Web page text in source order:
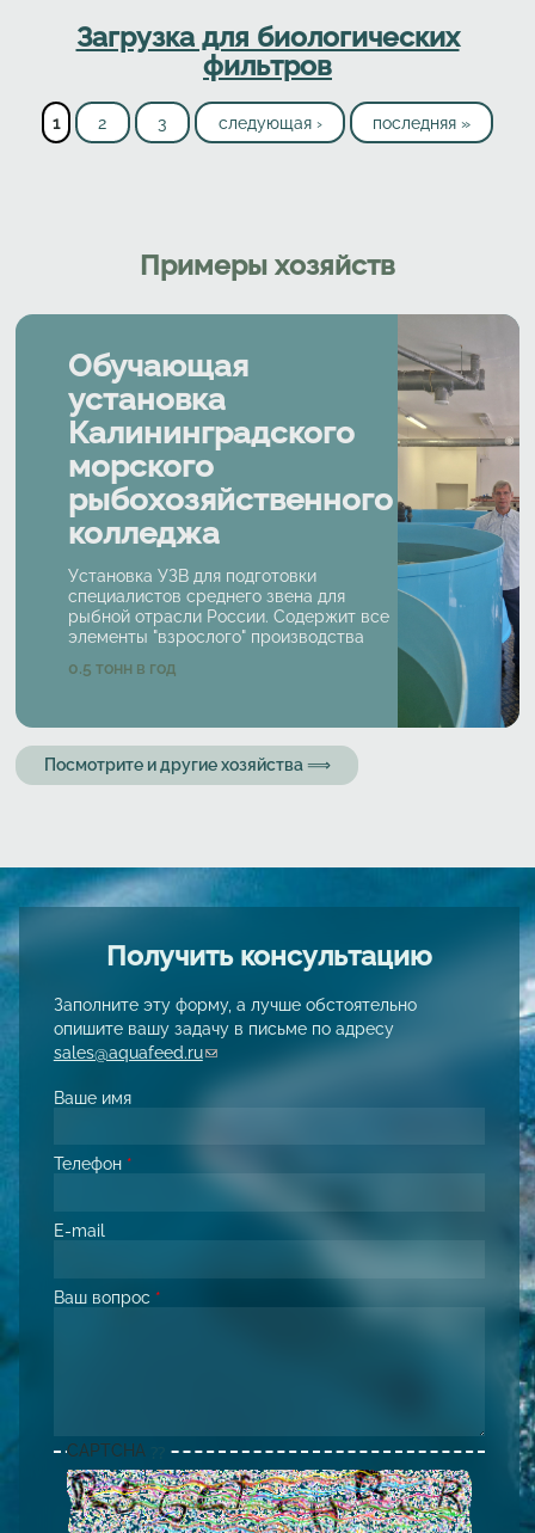
Загрузка для биологических
фильтров
Страницы
1 2 3 следующая › последняя »
Примеры хозяйств
Обучающая
установка
Калининградского
морского
рыбохозяйственного
колледжа
Установка УЗВ для подготовки
специалистов среднего звена для
рыбной отрасли России. Содержит все
элементы "взрослого" производства
Характеристики
0.5 тонн в год
Посмотрите и другие хозяйства ⟹
Получить консультацию
Заполните эту форму, а лучше обстоятельно
опишите вашу задачу в письме по адресу
sales@aquafeed.ru(link sends e-mail)
Ваше имя
Телефон *
E-mail
Ваш вопрос *
CAPTCHA